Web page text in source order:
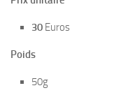
30 Euros
Poids
50g